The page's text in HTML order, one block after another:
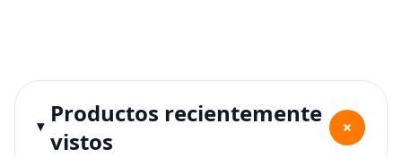
Productos recientemente
vistos
+